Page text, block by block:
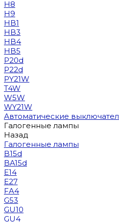
H8
H9
HB1
HB3
HB4
HB5
P20d
P22d
PY21W
T4W
W5W
WY21W
Автоматические
Галогенные лампы
Назад
Галогенные лампы
B15d
BA15d
E14
E27
FA4
G53
GU10
GU4